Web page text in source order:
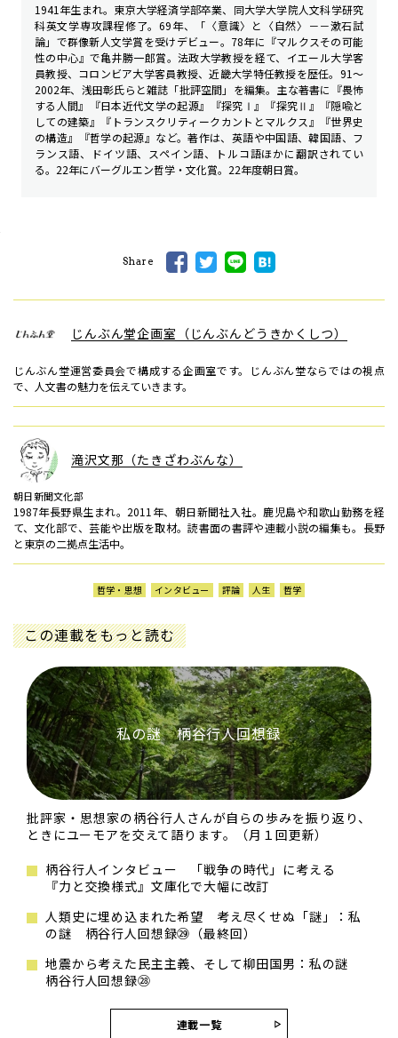
1941年生まれ。東京大学経済学部卒業、同大学大学院人文科学研究
科英文学専攻課程修了。69年、「〈意識〉と〈自然〉－－漱石試
論」で群像新人文学賞を受けデビュー。78年に『マルクスその可能
性の中心』で亀井勝一郎賞。法政大学教授を経て、イエール大学客
員教授、コロンビア大学客員教授、近畿大学特任教授を歴任。91～
2002年、浅田彰氏らと雑誌「批評空間」を編集。主な著書に『畏怖
する人間』『日本近代文学の起源』『探究Ⅰ』『探究Ⅱ』『隠喩と
しての建築』『トランスクリティーク――カントとマルクス』『世界史
の構造』『哲学の起源』など。著作は、英語や中国語、韓国語、フ
ランス語、ドイツ語、スペイン語、トルコ語ほかに翻訳されてい
る。22年にバーグルエン哲学・文化賞。22年度朝日賞。
Share
じんぶん堂企画室（じんぶんどうきかくしつ）
じんぶん堂運営委員会で構成する企画室です。じんぶん堂ならではの視点
で、人文書の魅力を伝えていきます。
滝沢文那（たきざわぶんな）
朝日新聞文化部
1987年長野県生まれ。2011年、朝日新聞社入社。鹿児島や和歌山勤務を経
て、文化部で、芸能や出版を取材。読書面の書評や連載小説の編集も。長野
と東京の二拠点生活中。
哲学・思想 インタビュー 評論 人生 哲学
この連載をもっと読む
私の謎 柄谷行人回想録
批評家・思想家の柄谷行人さんが自らの歩みを振り返り、
ときにユーモアを交えて語ります。（月１回更新）
柄谷行人インタビュー 「戦争の時代」に考える
『力と交換様式』文庫化で大幅に改訂
人類史に埋め込まれた希望 考え尽くせぬ「謎」：私
の謎 柄谷行人回想録㉙（最終回）
地震から考えた民主主義、そして柳田国男：私の謎
柄谷行人回想録㉘
連載一覧